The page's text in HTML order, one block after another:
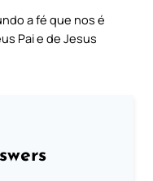
a fé que nos é
Pai e de Jesus